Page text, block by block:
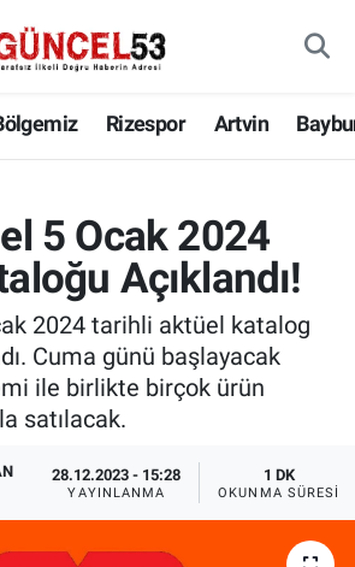
Rizespor Artvin
5 Ocak 2024
Açıklandı!
2024 tarihli aktüel katalog
Cuma günü başlayacak
ile birlikte birçok ürün
satılacak.
28.12.2023 - 15:28
YAYINLANMA
1 DK
OKUNMA SÜRESI